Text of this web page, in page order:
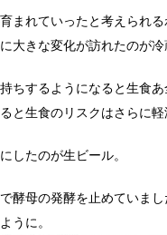
まれていったと考えられ
大きな変化が訪れたのが冷
ちするようになると生食
と生食のリスクはさらに軽
したのが生ビール。
酵母の発酵を止めていま
うに。